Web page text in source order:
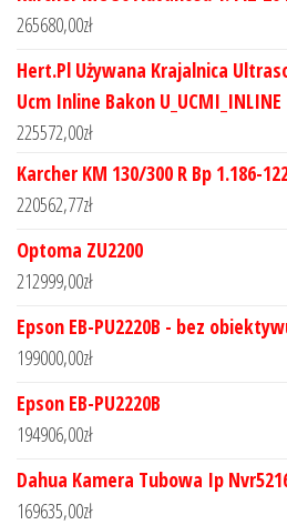
265680,00zł
Hert.Pl Używana Krajalnica
Ucm Inline Bakon U_UCMI_INLINE
225572,00zł
Karcher KM 130/300 R Bp 1.186-
220562,77zł
Optoma ZU2200
212999,00zł
Epson EB-PU2220B - bez
199000,00zł
Epson EB-PU2220B
194906,00zł
Dahua Kamera Tubowa Ip
169635,00zł